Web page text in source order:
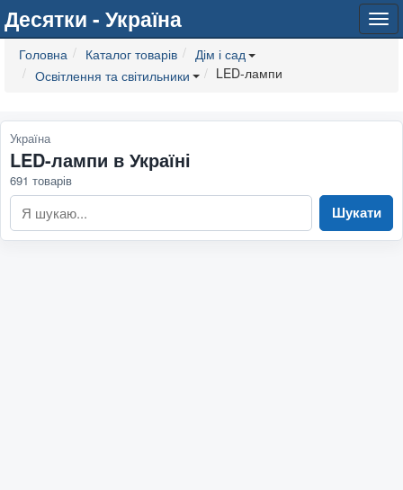
Десятки - Україна
Головна Каталог товарів
Дім і сад
Освітлення та світильники
LED-лампи
Україна
LED-лампи в Україні
691 товарів
Шукати